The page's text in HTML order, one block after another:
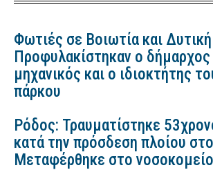
Φωτιές σε Βοιωτία και
Προφυλακίστηκαν ο
μηχανικός και ο ιδιοκτήτης
πάρκου
Ρόδος: Τραυματίστηκε
κατά την πρόσδεση πλοίου
Μεταφέρθηκε στο νοσοκομείο